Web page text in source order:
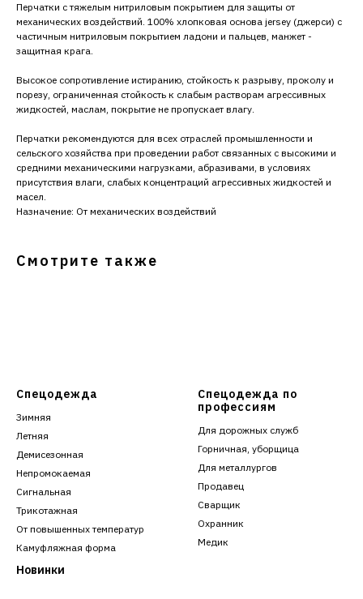
Перчатки с тяжелым нитриловым покрытием для защиты от
механических воздействий. 100% хлопковая основа jersey (джерси) с
частичным нитриловым покрытием ладони и пальцев, манжет -
защитная крага.
Высокое сопротивление истиранию, стойкость к разрыву, проколу и
порезу, ограниченная стойкость к слабым растворам агрессивных
жидкостей, маслам, покрытие не пропускает влагу.
Перчатки рекомендуются для всех отраслей промышленности и
сельского хозяйства при проведении работ связанных с высокими и
средними механическими нагрузками, абразивами, в условиях
присутствия влаги, слабых концентраций агрессивных жидкостей и
масел.
Назначение: От механических воздействий
Смотрите также
Спецодежда
Зимняя
Летняя
Демисезонная
Непромокаемая
Сигнальная
Трикотажная
От повышенных температур
Камуфляжная форма
Новинки
Спецодежда по
профессиям
Для дорожных служб
Горничная, уборщица
Для металлургов
Продавец
Сварщик
Охранник
Медик